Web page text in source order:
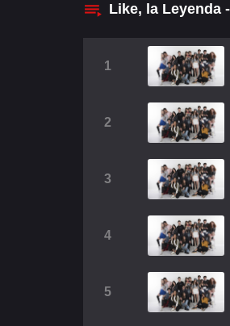
Like, la Leyenda
1
2
3
4
5